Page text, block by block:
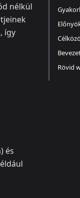
nélkül
így
és
Rövid